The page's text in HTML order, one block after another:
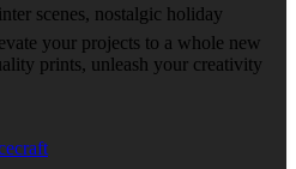
scenes, nostalgic holiday
your projects to a whole new
prints, unleash your creativity